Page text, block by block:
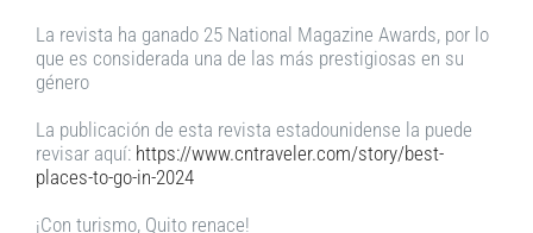
La revista ha ganado 25 National Magazine Awards, por lo
que es considerada una de las más prestigiosas en su
género
La publicación de esta revista estadounidense la puede
revisar aquí: https://www.cntraveler.com/story/best-
places-to-go-in-2024
¡Con turismo, Quito renace!